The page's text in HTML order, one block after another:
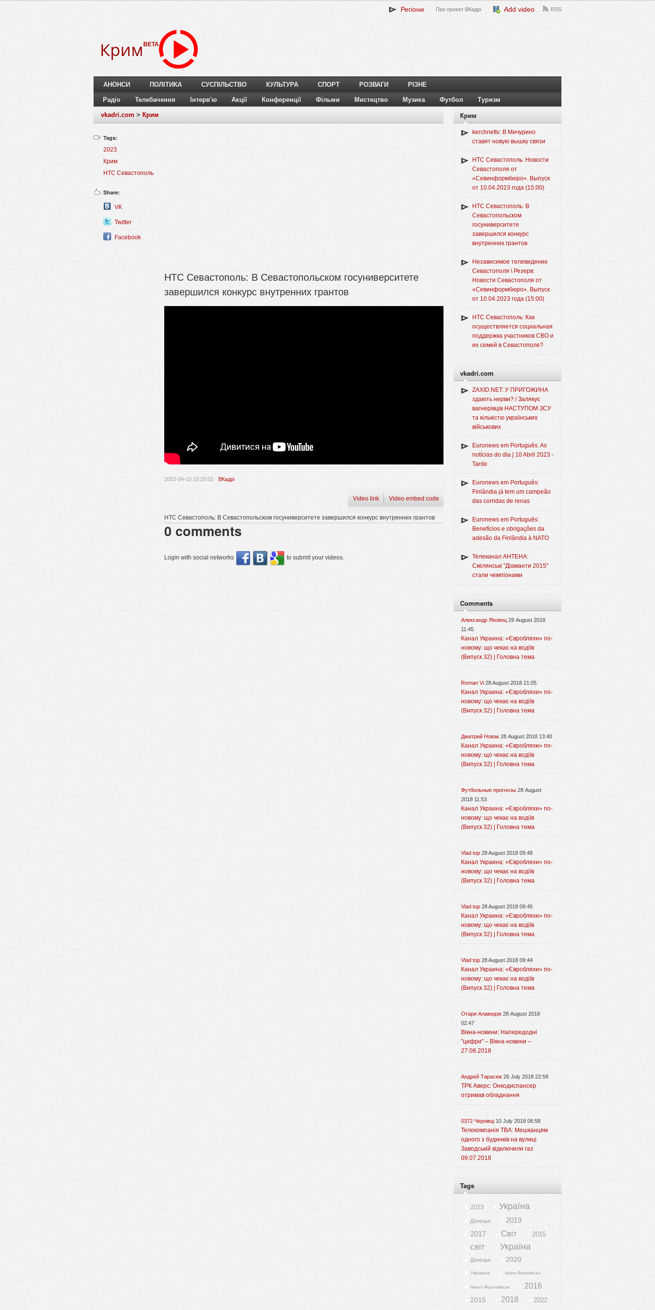
Регіони Про проект ВКадрі Add video RSS
Крим BETA
АНОНСИ ПОЛІТИКА СУСПІЛЬСТВО КУЛЬТУРА СПОРТ РОЗВАГИ РІЗНЕ
Радіо Телебачення Інтерв'ю Акції Конференції Фільми Мистецтво Музика Футбол Туризм
vkadri.com > Крим
Tags:
2023
Крим
НТС Севастополь
Share:
VK
Twitter
Facebook
НТС Севастополь: В Севастопольском госуниверситете
завершился конкурс внутренних грантов
2023-04-10 15:20:02 · ВКадрі
Video link Video embed code
НТС Севастополь: В Севастопольском госуниверситете завершился конкурс внутренних грантов
0 comments
Login with social networks to submit your videos.
Крим
kerchnettv: В Мичурино
ставят новую вышку связи
НТС Севастополь: Новости
Севастополя от
«Севинформбюро». Выпуск
от 10.04.2023 года (15:00)
НТС Севастополь: В
Севастопольском
госуниверситете
завершился конкурс
внутренних грантов
Независимое телевидение
Севастополя \ Резерв:
Новости Севастополя от
«Севинформбюро». Выпуск
от 10.04.2023 года (15:00)
НТС Севастополь: Как
осуществляется социальная
поддержка участников СВО и
их семей в Севастополе?
vkadri.com
ZAXID.NET: У ПРИГОЖИНА
здають нерви? / Залякує
вагнерівців НАСТУПОМ ЗСУ
та кількістю українських
військових
Euronews em Português: As
notícias do dia | 10 Abril 2023 -
Tarde
Euronews em Português:
Finlândia já tem um campeão
das corridas de renas
Euronews em Português:
Benefícios e obrigações da
adesão da Finlândia à NATO
Телеканал АНТЕНА:
Смілянські "Діаманти 2015"
стали чемпіонами
Comments
Александр Яковец 29 August 2018
11:45
Канал Украина: «Євробляхи» по-
новому: що чекає на водіїв
(Випуск 32) | Головна тема
Roman Vi 28 August 2018 21:05
Канал Украина: «Євробляхи» по-
новому: що чекає на водіїв
(Випуск 32) | Головна тема
Дмитрий Новак 28 August 2018 13:40
Канал Украина: «Євробляхи» по-
новому: що чекає на водіїв
(Випуск 32) | Головна тема
Футбольные прогнозы 28 August
2018 11:53
Канал Украина: «Євробляхи» по-
новому: що чекає на водіїв
(Випуск 32) | Головна тема
Vlad top 28 August 2018 09:48
Канал Украина: «Євробляхи» по-
новому: що чекає на водіїв
(Випуск 32) | Головна тема
Vlad top 28 August 2018 09:45
Канал Украина: «Євробляхи» по-
новому: що чекає на водіїв
(Випуск 32) | Головна тема
Vlad top 28 August 2018 09:44
Канал Украина: «Євробляхи» по-
новому: що чекає на водіїв
(Випуск 32) | Головна тема
Отари Алавидзе 28 August 2018
02:47
Вікна-новини: Напередодні
"цифри" – Вікна-новини –
27.08.2018
Андрей Тарасюк 26 July 2018 22:59
ТРК Аверс: Онкодиспансер
отримав обладнання
0372 Чернівці 10 July 2018 06:58
Телекомпанія ТВА: Мешканцям
одного з будинків на вулиці
Заводській відключили газ
09.07.2018
Tags
2023 Україна
Донецьк
2019
2017
Світ 2015
світ Україна
Донецьк 2020
Украина Івано-Франківськ
Івано-Франківськ 2016
2015 2018 2022